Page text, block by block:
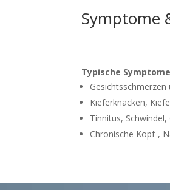
Symptome
Typische
Kieferknacken,
Tinnitus,
Chronische Kopf-,